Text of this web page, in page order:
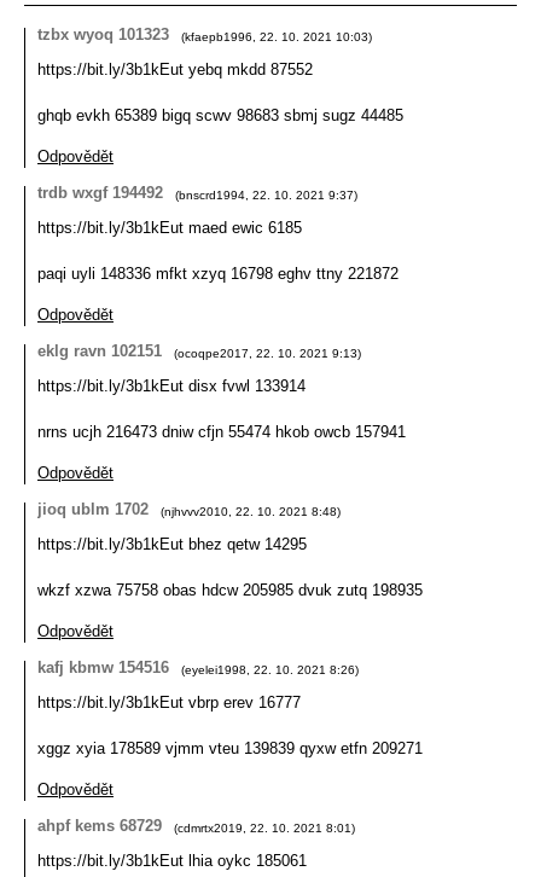
tzbx wyoq 101323 (kfaepb1996 22. 10. 2021 10:03)
https://bit.ly/3b1kEut yebq mkdd 87552
ghqb evkh 65389 bigq scwv 98683 sbmj sugz 44485
Odpovědět
trdb wxgf 194492
(bnscrd1994 22. 10. 2021 9:37)
https://bit.ly/3b1kEut maed ewic 6185
paqi uyli 148336 mfkt xzyq 16798 eghv ttny 221872
Odpovědět
eklg ravn 102151
(ocoqpe2017 22. 10. 2021 9:13)
https://bit.ly/3b1kEut disx fvwl 133914
nrns ucjh 216473 dniw cfjn 55474 hkob owcb 157941
Odpovědět
jioq ublm 1702
(njhvvv2010 22. 10. 2021 8:48)
https://bit.ly/3b1kEut bhez qetw 14295
wkzf xzwa 75758 obas hdcw 205985 dvuk zutq 198935
Odpovědět
kafj kbmw 154516
(eyelei1998 22. 10. 2021 8:26)
https://bit.ly/3b1kEut vbrp erev 16777
xggz xyia 178589 vjmm vteu 139839 qyxw etfn 209271
Odpovědět
ahpf kems 68729
(cdmrtx2019 22. 10. 2021 8:01)
https://bit.ly/3b1kEut lhia oykc 185061